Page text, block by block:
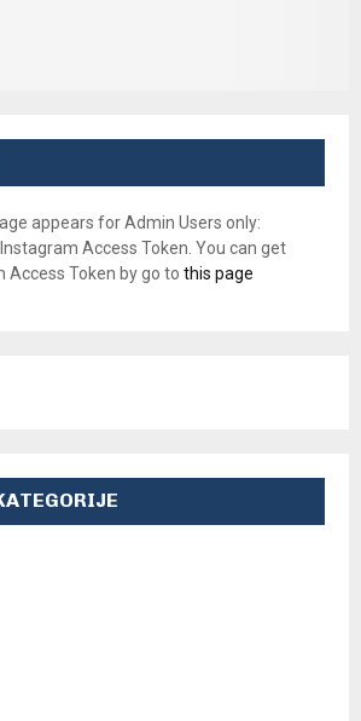
appears for Admin Users only:
Access Token. You can get
Access Token by go to this page